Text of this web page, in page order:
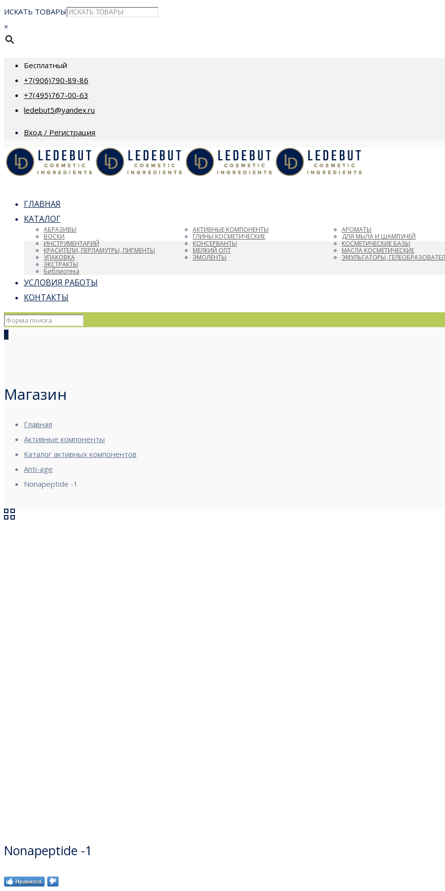
ИСКАТЬ ТОВАРЫ
×
Бесплатный
+7(906)790-89-86
+7(495)767-00-63
ledebut5@yandex.ru
Вход / Регистрация
ГЛАВНАЯ
КАТАЛОГ
АБРАЗИВЫ АКТИВНЫЕ КОМПОНЕНТЫ
АРОМАТЫ
ВОСКИ
ГЛИНЫ КОСМЕТИЧЕСКИЕ
ДЛЯ МЫЛА И ШАМПУНЕЙ
ИНСТРУМЕНТАРИЙ
КОНСЕРВАНТЫ
КОСМЕТИЧЕСКИЕ БАЗЫ
КРАСИТЕЛИ, ПЕРЛАМУТРЫ, ПИГМЕНТЫ
МЕЛКИЙ ОПТ
МАСЛА КОСМЕТИЧЕСКИЕ
УПАКОВКА
ЭМОЛЕНТЫ
ЭМУЛЬГАТОРЫ,
ЭКСТРАКТЫ
Библиотека
УСЛОВИЯ РАБОТЫ
КОНТАКТЫ
0
Магазин
Главная
Активные компоненты
Каталог активных компонентов
Anti-age
Nonapeptide -1
Nonapeptide -1
Нравится